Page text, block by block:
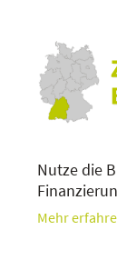
Nutze die
Mehr